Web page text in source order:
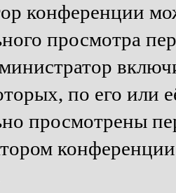
конференции
просмотра
по его или
просмотрены